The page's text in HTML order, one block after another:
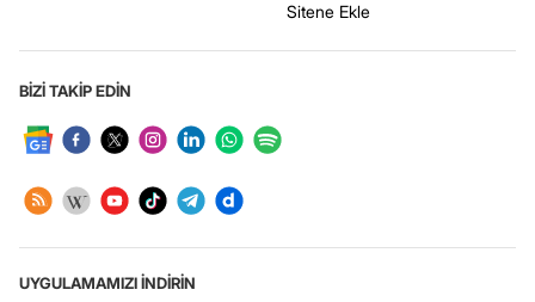
Sitene Ekle
BİZİ TAKİP EDİN
UYGULAMAMIZI İNDİRİN